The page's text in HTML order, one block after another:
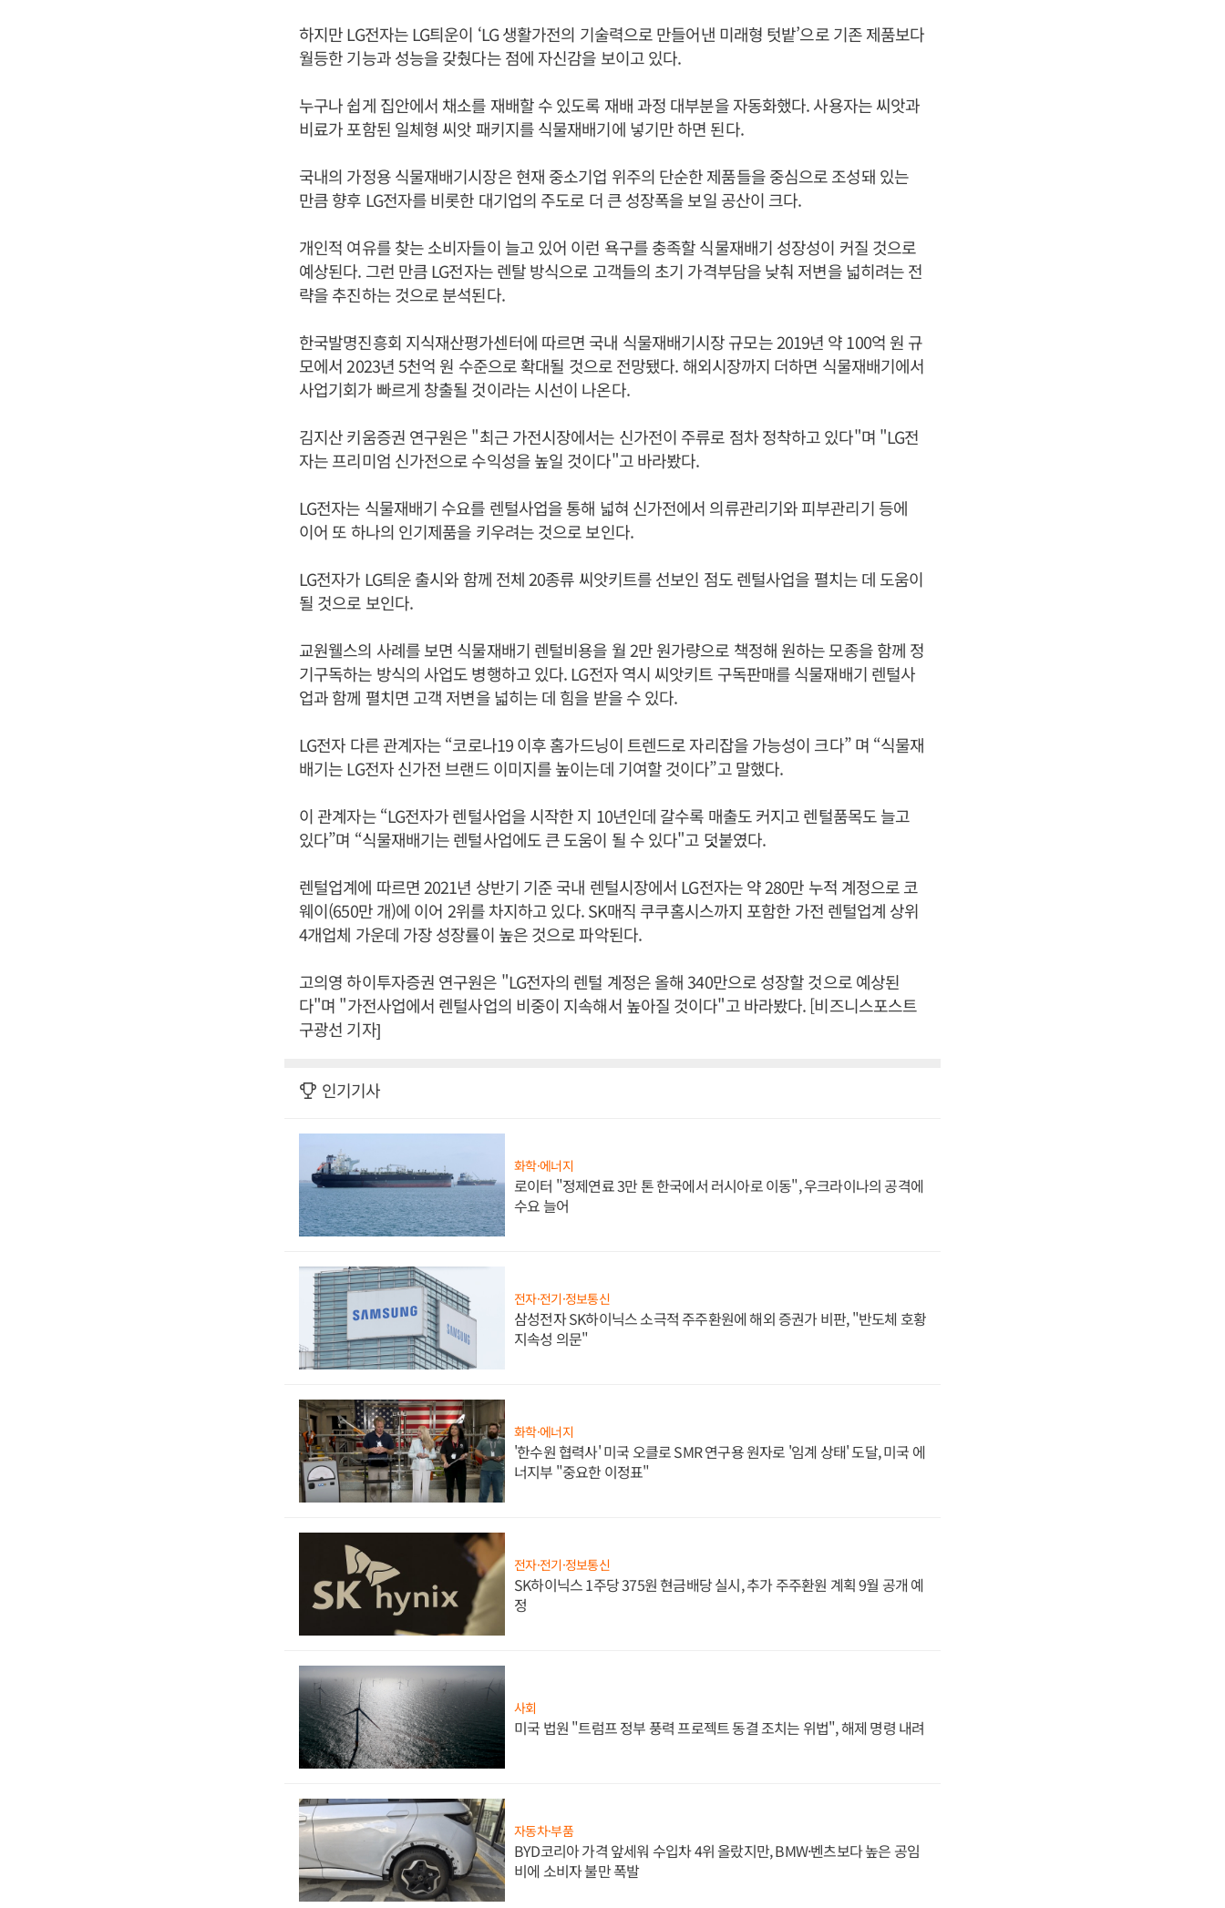
하지만 LG전자는 LG틔운이 ‘LG 생활가전의 기술력으로 만들어낸 미래형 텃밭’으로 기존 제품보다
월등한 기능과 성능을 갖췄다는 점에 자신감을 보이고 있다.
누구나 쉽게 집안에서 채소를 재배할 수 있도록 재배 과정 대부분을 자동화했다. 사용자는 씨앗과
비료가 포함된 일체형 씨앗 패키지를 식물재배기에 넣기만 하면 된다.
국내의 가정용 식물재배기시장은 현재 중소기업 위주의 단순한 제품들을 중심으로 조성돼 있는
만큼 향후 LG전자를 비롯한 대기업의 주도로 더 큰 성장폭을 보일 공산이 크다.
개인적 여유를 찾는 소비자들이 늘고 있어 이런 욕구를 충족할 식물재배기 성장성이 커질 것으로
예상된다. 그런 만큼 LG전자는 렌탈 방식으로 고객들의 초기 가격부담을 낮춰 저변을 넓히려는 전
략을 추진하는 것으로 분석된다.
한국발명진흥회 지식재산평가센터에 따르면 국내 식물재배기시장 규모는 2019년 약 100억 원 규
모에서 2023년 5천억 원 수준으로 확대될 것으로 전망됐다. 해외시장까지 더하면 식물재배기에서
사업기회가 빠르게 창출될 것이라는 시선이 나온다.
김지산 키움증권 연구원은 "최근 가전시장에서는 신가전이 주류로 점차 정착하고 있다"며 "LG전
자는 프리미엄 신가전으로 수익성을 높일 것이다"고 바라봤다.
LG전자는 식물재배기 수요를 렌털사업을 통해 넓혀 신가전에서 의류관리기와 피부관리기 등에
이어 또 하나의 인기제품을 키우려는 것으로 보인다.
LG전자가 LG틔운 출시와 함께 전체 20종류 씨앗키트를 선보인 점도 렌털사업을 펼치는 데 도움이
될 것으로 보인다.
교원웰스의 사례를 보면 식물재배기 렌털비용을 월 2만 원가량으로 책정해 원하는 모종을 함께 정
기구독하는 방식의 사업도 병행하고 있다. LG전자 역시 씨앗키트 구독판매를 식물재배기 렌털사
업과 함께 펼치면 고객 저변을 넓히는 데 힘을 받을 수 있다.
LG전자 다른 관계자는 “코로나19 이후 홈가드닝이 트렌드로 자리잡을 가능성이 크다” 며 “식물재
배기는 LG전자 신가전 브랜드 이미지를 높이는데 기여할 것이다”고 말했다.
이 관계자는 “LG전자가 렌털사업을 시작한 지 10년인데 갈수록 매출도 커지고 렌털품목도 늘고
있다”며 “식물재배기는 렌털사업에도 큰 도움이 될 수 있다"고 덧붙였다.
렌털업계에 따르면 2021년 상반기 기준 국내 렌털시장에서 LG전자는 약 280만 누적 계정으로 코
웨이(650만 개)에 이어 2위를 차지하고 있다. SK매직 쿠쿠홈시스까지 포함한 가전 렌털업계 상위
4개업체 가운데 가장 성장률이 높은 것으로 파악된다.
고의영 하이투자증권 연구원은 "LG전자의 렌털 계정은 올해 340만으로 성장할 것으로 예상된
다"며 "가전사업에서 렌털사업의 비중이 지속해서 높아질 것이다"고 바라봤다. [비즈니스포스트
구광선 기자]
인기기사
화학·에너지
로이터 "정제연료 3만 톤 한국에서 러시아로 이동", 우크라이나의 공격에
수요 늘어
전자·전기·정보통신
삼성전자 SK하이닉스 소극적 주주환원에 해외 증권가 비판, "반도체 호황
지속성 의문"
화학·에너지
'한수원 협력사' 미국 오클로 SMR 연구용 원자로 '임계 상태' 도달, 미국 에
너지부 "중요한 이정표"
전자·전기·정보통신
SK하이닉스 1주당 375원 현금배당 실시, 추가 주주환원 계획 9월 공개 예
정
사회
미국 법원 "트럼프 정부 풍력 프로젝트 동결 조치는 위법", 해제 명령 내려
자동차·부품
BYD코리아 가격 앞세워 수입차 4위 올랐지만, BMW·벤츠보다 높은 공임
비에 소비자 불만 폭발